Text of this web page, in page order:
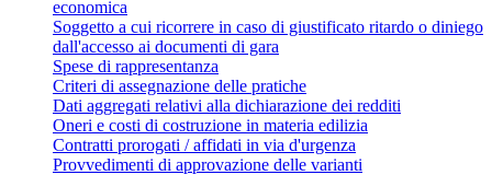
economica
Soggetto a cui ricorrere in caso di giustificato ritardo o diniego
dall'accesso ai documenti di gara
Spese di rappresentanza
Criteri di assegnazione delle pratiche
Dati aggregati relativi alla dichiarazione dei redditi
Oneri e costi di costruzione in materia edilizia
Contratti prorogati / affidati in via d'urgenza
Provvedimenti di approvazione delle varianti